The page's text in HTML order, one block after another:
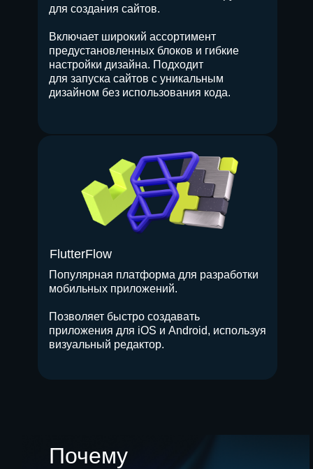
для создания сайтов.
Включает широкий ассортимент
предустановленных блоков и гибкие
настройки дизайна. Подходит
для запуска сайтов с уникальным
дизайном без использования кода.
Популярная платформа для разработки
мобильных приложений.
Позволяет быстро создавать
приложения для iOS и Android, используя
визуальный редактор.
FlutterFlow
Почему